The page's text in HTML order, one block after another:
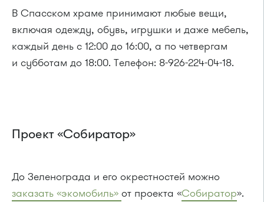
В Спасском храме принимают любые вещи,
включая одежду, обувь, игрушки и даже мебель,
каждый день с 12:00 до 16:00, а по четвергам
и субботам до 18:00. Телефон: 8-926-224-04-18.
Проект «Собиратор»
До Зеленограда и его окрестностей можно
заказать «экомобиль» от проекта «Собиратор».